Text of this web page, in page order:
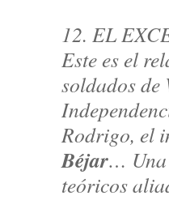
12. EL
Este es el
soldados
Rodrigo, el
Béjar… Una
teóricos